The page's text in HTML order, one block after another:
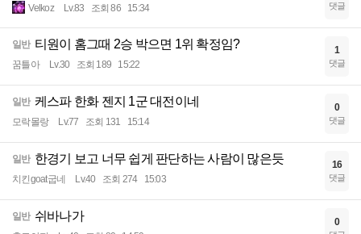
Velkoz Lv.83 조회 86 15:34 댓글
일반 티원이 홈그때 2승 박으면 1위 확정임?
꿈틀아 Lv.30 조회 189 15:22
1
댓글
일반 케스파 한화 젠지 1군 대전이네
모락몰랑 Lv.77 조회 131 15:14
0
댓글
일반 한경기 보고 너무 쉽게 판단하는 사람이 많은듯
치킨goat굽네 Lv.40 조회 274 15:03
16
댓글
일반 쉬바나가 0